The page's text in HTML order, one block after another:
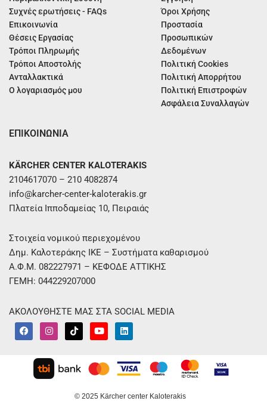
Συχνές ερωτήσεις - FAQs
Επικοινωνία
Θέσεις Εργασίας
Τρόποι Πληρωμής
Τρόποι Αποστολής
Ανταλλακτικά
Ο λογαριασμός μου
Όροι Χρήσης
Προστασία
Προσωπικών
Δεδομένων
Πολιτική Cookies
Πολιτική Απορρήτου
Πολιτική Επιστροφών
Ασφάλεια Συναλλαγών
ΕΠΙΚΟΙΝΩΝΙΑ
KÄRCHER CENTER KALOTERAKIS
2104617070 – 210 4082874
info@karcher-center-kaloterakis.gr
Πλατεία Ιπποδαμείας 10, Πειραιάς
Στοιχεία νομικού περιεχομένου
Δημ. Καλοτεράκης ΙΚΕ – Συστήματα καθαρισμού
Α.Φ.Μ. 082227971 – ΚΕΦΟΔΕ ΑΤΤΙΚΗΣ
ΓΕΜΗ: 044229207000
ΑΚΟΛΟΥΘΗΣΤΕ ΜΑΣ ΣΤΑ SOCIAL MEDIA
F
a
c
I
n
s
a
g
r
T
i
k
k
Y
o
u
u
b
L
i
n
e
d
i
© 2025 Kärcher center Kaloterakis